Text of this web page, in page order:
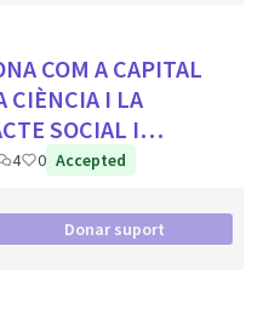
COM A CAPITAL
CIÈNCIA I LA
SOCIAL I
4 0 Accepted
Donar suport